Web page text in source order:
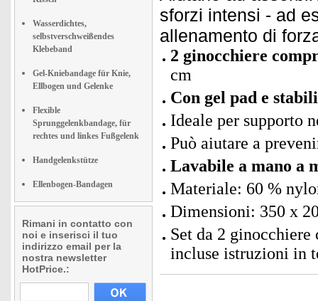
Wasserdichtes,
selbstverschweißendes
Klebeband
Gel-Kniebandage für Knie,
Ellbogen und Gelenke
Flexible
Sprunggelenkbandage, für
rechtes und linkes Fußgelenk
Handgelenkstütze
Ellenbogen-Bandagen
Rimani in contatto con
noi e inserisci il tuo
indirizzo email per la
nostra newsletter
HotPrice.:
sforzi intensi - ad
allenamento di
2 ginocchiere
cm
Con gel pad e
Ideale per supporto
Può aiutare a
Lavabile a mano a
Materiale: 60 %
Dimensioni: 350 x
Set da 2
incluse istruzioni in